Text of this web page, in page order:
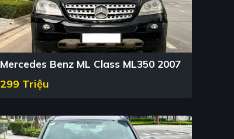
Mercedes Benz ML Class ML350 2007
299 Triệu